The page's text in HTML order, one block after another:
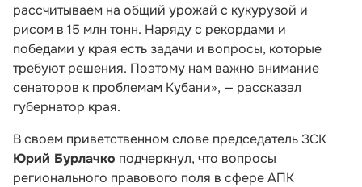
рассчитываем на общий урожай с кукурузой и
рисом в 15 млн тонн. Наряду с рекордами и
победами у края есть задачи и вопросы, которые
требуют решения. Поэтому нам важно внимание
сенаторов к проблемам Кубани», — рассказал
губернатор края.
В своем приветственном слове председатель ЗСК
Юрий Бурлачко подчеркнул, что вопросы
регионального правового поля в сфере АПК